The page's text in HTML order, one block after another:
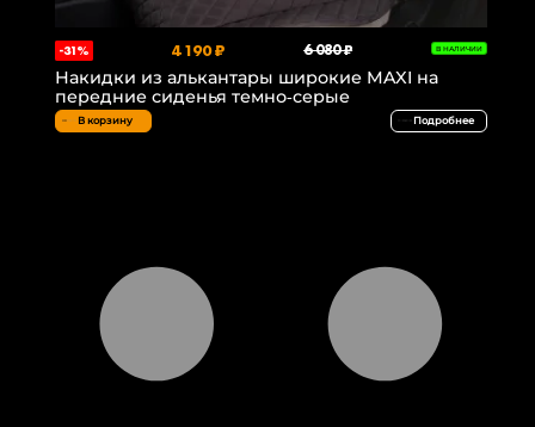
-31% 4 190 ₽ 6 080 ₽ В НАЛИЧИИ
Накидки из алькантары широкие MAXI на
передние сиденья темно-серые
В корзину Подробнее